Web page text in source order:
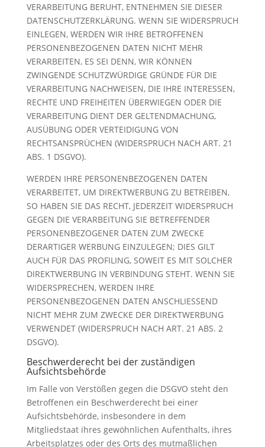
VERARBEITUNG BERUHT, ENTNEHMEN SIE DIESER
DATENSCHUTZERKLÄRUNG. WENN SIE WIDERSPRUCH
EINLEGEN, WERDEN WIR IHRE BETROFFENEN
PERSONENBEZOGENEN DATEN NICHT MEHR
VERARBEITEN, ES SEI DENN, WIR KÖNNEN
ZWINGENDE SCHUTZWÜRDIGE GRÜNDE FÜR DIE
VERARBEITUNG NACHWEISEN, DIE IHRE INTERESSEN,
RECHTE UND FREIHEITEN ÜBERWIEGEN ODER DIE
VERARBEITUNG DIENT DER GELTENDMACHUNG,
AUSÜBUNG ODER VERTEIDIGUNG VON
RECHTSANSPRÜCHEN (WIDERSPRUCH NACH ART. 21
ABS. 1 DSGVO).
WERDEN IHRE PERSONENBEZOGENEN DATEN
VERARBEITET, UM DIREKTWERBUNG ZU BETREIBEN,
SO HABEN SIE DAS RECHT, JEDERZEIT WIDERSPRUCH
GEGEN DIE VERARBEITUNG SIE BETREFFENDER
PERSONENBEZOGENER DATEN ZUM ZWECKE
DERARTIGER WERBUNG EINZULEGEN; DIES GILT
AUCH FÜR DAS PROFILING, SOWEIT ES MIT SOLCHER
DIREKTWERBUNG IN VERBINDUNG STEHT. WENN SIE
WIDERSPRECHEN, WERDEN IHRE
PERSONENBEZOGENEN DATEN ANSCHLIESSEND
NICHT MEHR ZUM ZWECKE DER DIREKTWERBUNG
VERWENDET (WIDERSPRUCH NACH ART. 21 ABS. 2
DSGVO).
Beschwerde­recht bei der zuständigen
Aufsichts­behörde
Im Falle von Verstößen gegen die DSGVO steht den
Betroffenen ein Beschwerderecht bei einer
Aufsichtsbehörde, insbesondere in dem
Mitgliedstaat ihres gewöhnlichen Aufenthalts, ihres
Arbeitsplatzes oder des Orts des mutmaßlichen